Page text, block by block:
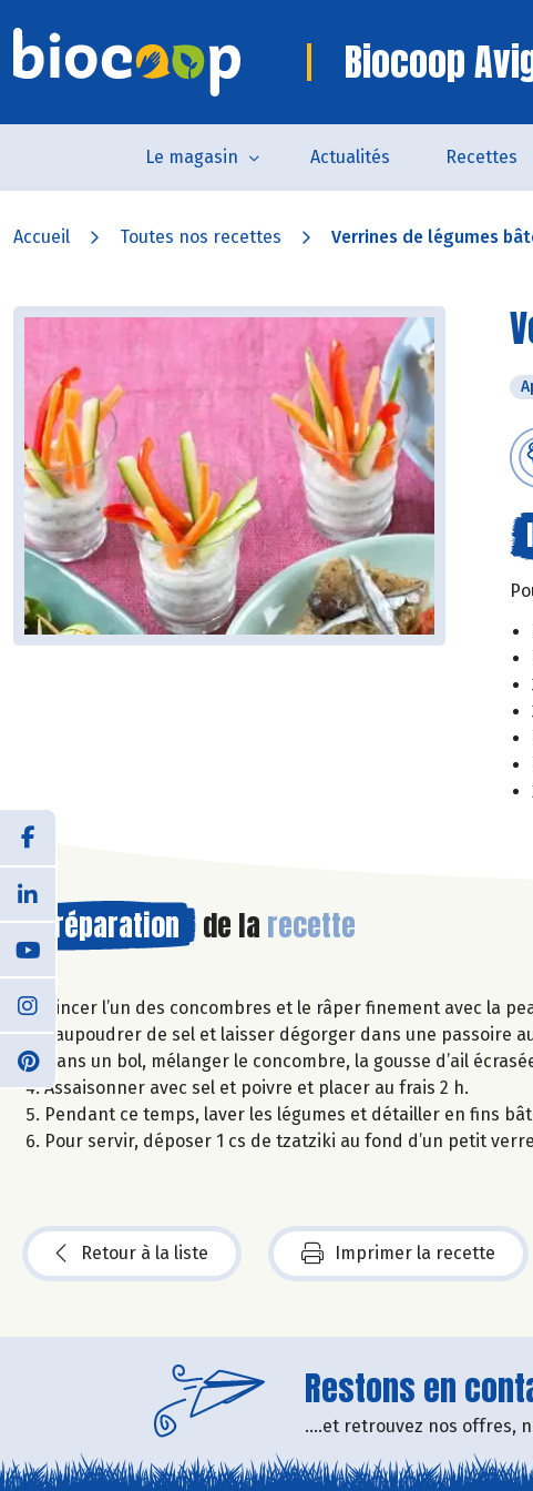
Biocoop
Le magasin Actualités Recettes
Accueil Toutes nos recettes Verrines de légumes
Préparation de la recette
Rincer l’un des concombres et le râper finement avec la
Saupoudrer de sel et laisser dégorger dans une passoire
Dans un bol, mélanger le concombre, la gousse d’ail
Assaisonner avec sel et poivre et placer au frais 2 h.
Pendant ce temps, laver les légumes et détailler en fins
Pour servir, déposer 1 cs de tzatziki au fond d’un petit
Retour à la liste Imprimer la recette
Restons en
....et retrouvez nos offres,